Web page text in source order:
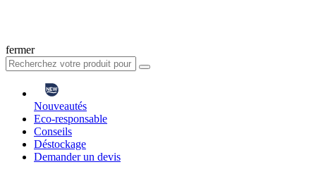
fermer
Nouveautés
Eco-responsable
Conseils
Déstockage
Demander un devis